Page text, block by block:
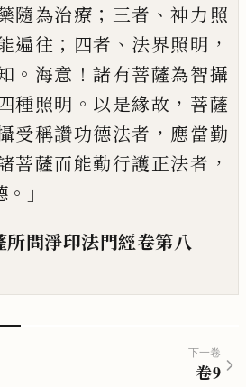
隨為治療 ； 三者 、神力照
遍往 ； 四者 、 法界照明 ，
。 海意 ！諸有菩薩為智攝
種照明 。 以是緣故 ， 菩薩
受稱讚功德法者 ， 應當勤
菩薩而能勤行護正法者 ，
。」
問淨印法門經卷第八
下一卷
卷9